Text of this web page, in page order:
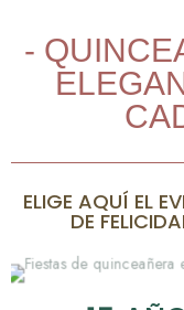
-
ELIGE AQUÍ EL
DE